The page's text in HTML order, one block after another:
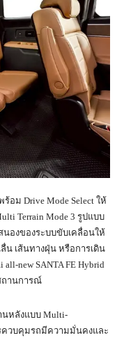
อม Drive Mode Select ให้
Terrain Mode 3 รูปแบบ
นองของระบบขับเคลื่อนให้
น เส้นทางฝุ่น หรือการเดิน
new SANTA FE Hybrid
านการณ์
นหลังแบบ Multi-
ควบคุมรถมีความมั่นคงและ